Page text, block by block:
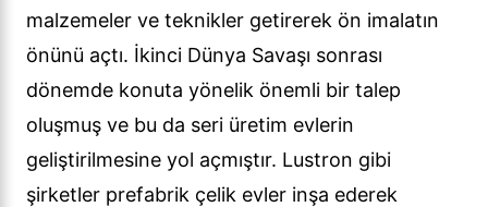
malzemeler ve teknikler getirerek ön imalatın
önünü açtı. İkinci Dünya Savaşı sonrası
dönemde konuta yönelik önemli bir talep
oluşmuş ve bu da seri üretim evlerin
geliştirilmesine yol açmıştır. Lustron gibi
şirketler prefabrik çelik evler inşa ederek